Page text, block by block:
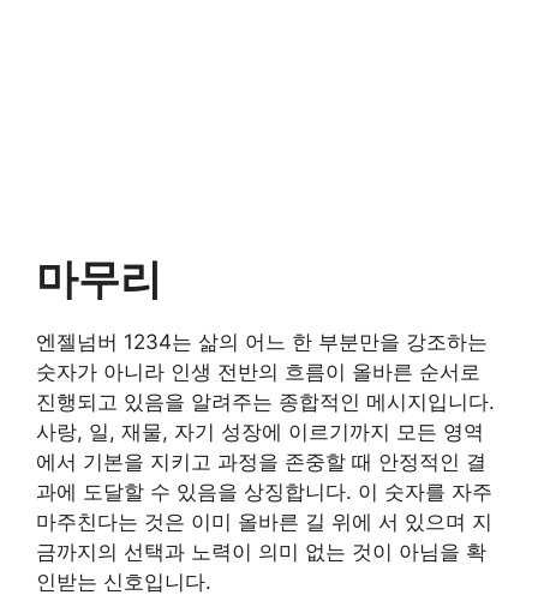
마무리
엔젤넘버 1234는 삶의 어느 한 부분만을 강조하는
숫자가 아니라 인생 전반의 흐름이 올바른 순서로
진행되고 있음을 알려주는 종합적인 메시지입니다.
사랑, 일, 재물, 자기 성장에 이르기까지 모든 영역
에서 기본을 지키고 과정을 존중할 때 안정적인 결
과에 도달할 수 있음을 상징합니다. 이 숫자를 자주
마주친다는 것은 이미 올바른 길 위에 서 있으며 지
금까지의 선택과 노력이 의미 없는 것이 아님을 확
인받는 신호입니다.